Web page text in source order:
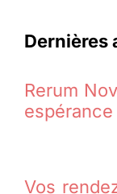
Dernières
Rerum
espérance
Vos